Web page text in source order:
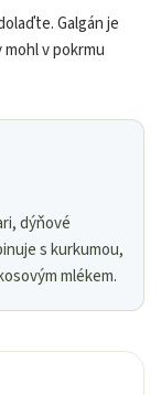
Galgán je
v pokrmu
dýňové
s kurkumou,
mlékem.